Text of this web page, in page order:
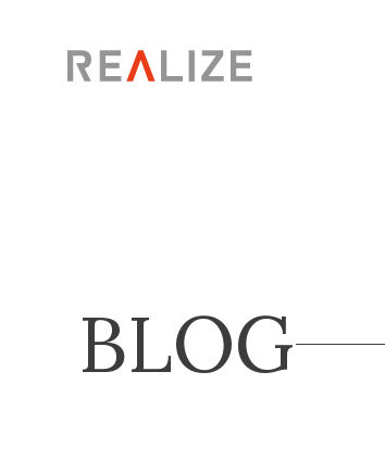
BLOG